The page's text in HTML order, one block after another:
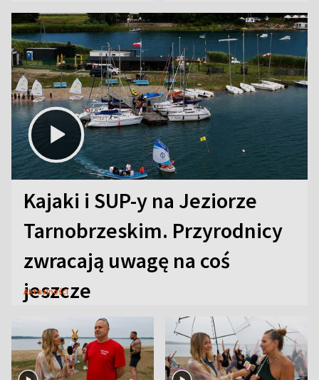
Kajaki i SUP-y na Jeziorze
Tarnobrzeskim. Przyrodnicy
zwracają uwagę na coś
jeszcze
Aktualności